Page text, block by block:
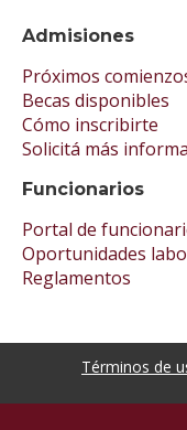
Admisiones
Próximos
Becas disponibles
Cómo inscribirte
Solicitá más
Funcionarios
Portal de
Oportunidades
Reglamentos
Términos de